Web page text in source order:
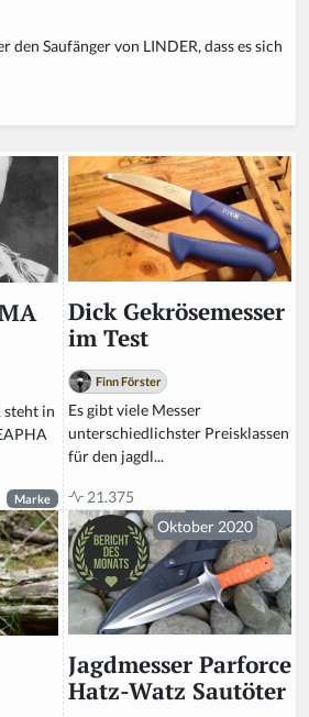
den Saufänger von LINDER, dass es sich
steht in
Marke
Dick Gekrösemesser
im Test
Finn Förster
Es gibt viele Messer
unterschiedlichster Preisklassen
für den jagdl...
21.375
Oktober 2020
Jagdmesser Parforce
Hatz-Watz Sautöter